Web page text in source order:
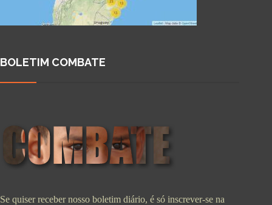
BOLETIM COMBATE
Se quiser receber nosso boletim diário, é só inscrever-se na